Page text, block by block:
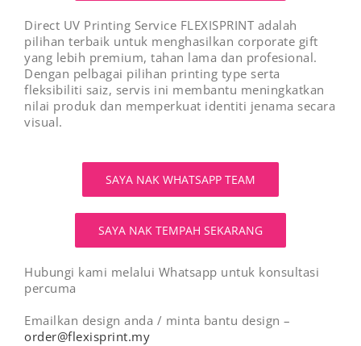
Direct UV Printing Service FLEXISPRINT adalah
pilihan terbaik untuk menghasilkan corporate gift
yang lebih premium, tahan lama dan profesional.
Dengan pelbagai pilihan printing type serta
fleksibiliti saiz, servis ini membantu meningkatkan
nilai produk dan memperkuat identiti jenama secara
visual.
SAYA NAK WHATSAPP TEAM
SAYA NAK TEMPAH SEKARANG
Hubungi kami melalui Whatsapp untuk konsultasi
percuma
Emailkan design anda / minta bantu design –
order@flexisprint.my